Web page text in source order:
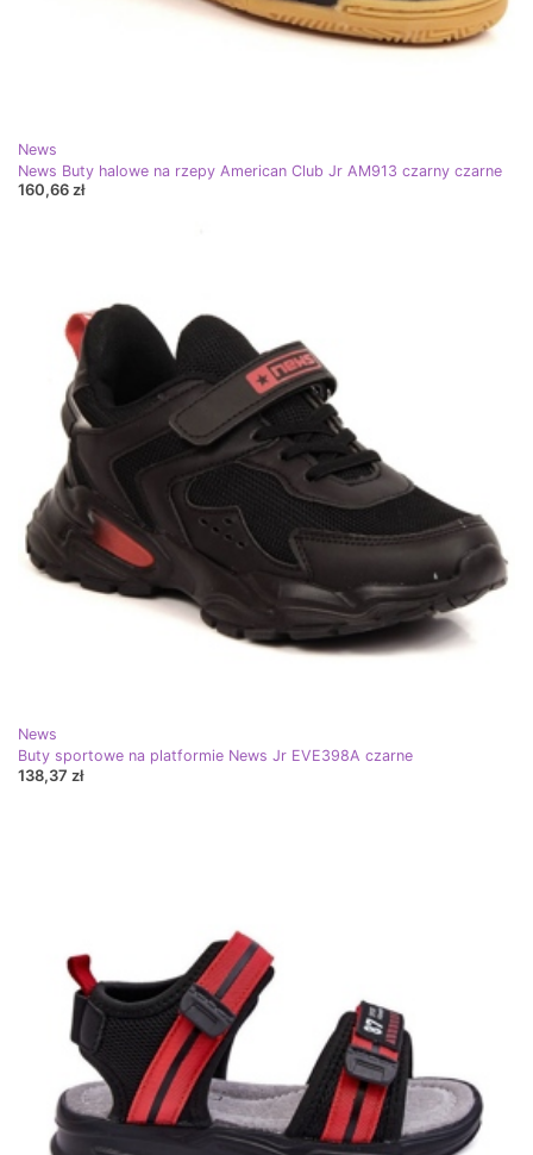
News
News Buty halowe na rzepy American Club Jr AM913 czarny czarne
160,66 zł
News
Buty sportowe na platformie News Jr EVE398A czarne
138,37 zł